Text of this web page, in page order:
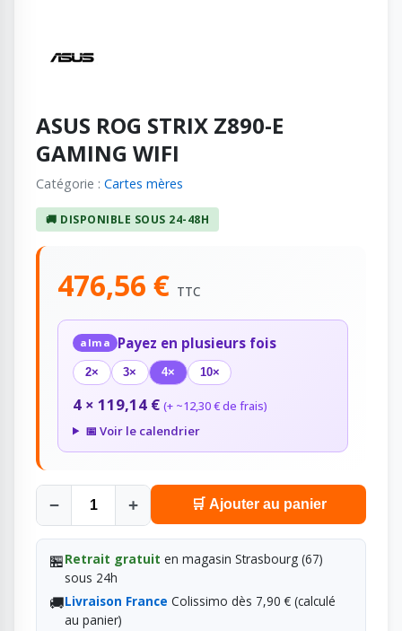
ASUS ROG STRIX Z890-E
GAMING WIFI
Catégorie : Cartes mères
🚚 DISPONIBLE SOUS 24-48H
476,56 € TTC
alma Payez en plusieurs fois
2× 3× 4× 10×
4 × 119,14 € (+ ~12,30 € de frais)
📅 Voir le calendrier
− + 🛒 Ajouter au panier
🏪Retrait gratuit en magasin Strasbourg (67)
sous 24h
🚚Livraison France Colissimo dès 7,90 € (calculé
au panier)